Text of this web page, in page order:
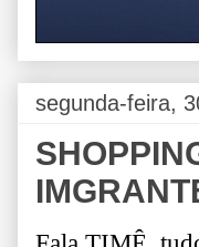
segunda-feira,